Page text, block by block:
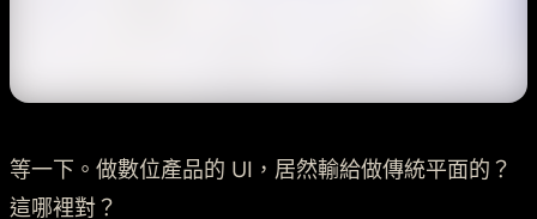
等一下。做數位產品的 UI，居然輸給做傳統平面的？
這哪裡對？